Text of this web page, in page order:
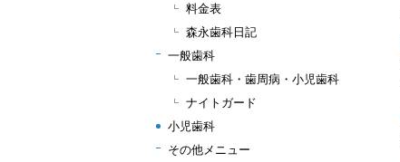
料金表
森永歯科日記
一般歯科
一般歯科・歯周病・小児歯科
ナイトガード
小児歯科
その他メニュー